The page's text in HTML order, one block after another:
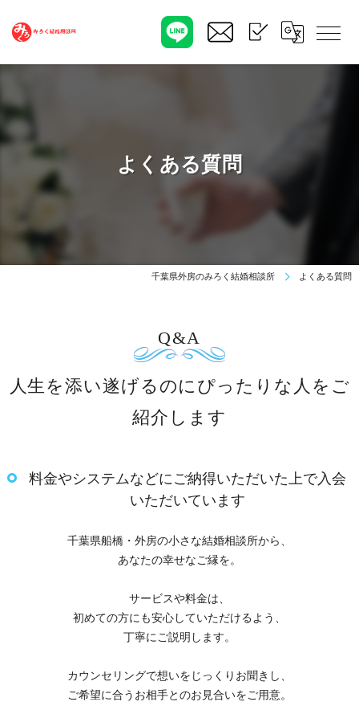
よくある質問
千葉県外房のみろく結婚相談所 よくある質問
Q&A
人生を添い遂げるのにぴったりな人をご
紹介します
料金やシステムなどにご納得いただいた上で入会
いただいています
千葉県船橋・外房の小さな結婚相談所から、
あなたの幸せなご縁を。
サービスや料金は、
初めての方にも安心していただけるよう、
丁寧にご説明します。
カウンセリングで想いをじっくりお聞きし、
ご希望に合うお相手とのお見合いをご用意。